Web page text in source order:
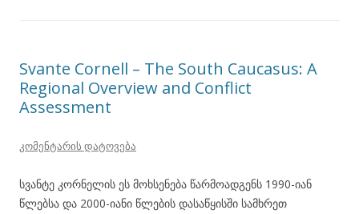
Svante Cornell – The South Caucasus: A
Regional Overview and Conflict
Assessment
კომენტარის დატოვება
სვანტე კორნელის ეს მოხსენება წარმოადგენს 1990-იან
წლებსა და 2000-იანი წლების დასაწყისში სამხრეთ